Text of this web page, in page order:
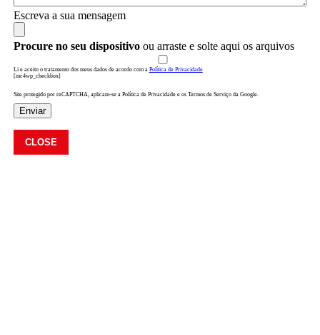
Escreva a sua mensagem
Procure no seu dispositivoou arraste e solte aqui os arquivos
Li e aceito o tratamento dos meus dados de acordo com a Política de Privacidade
[mc4wp_checkbox]
Site protegido por reCAPTCHA, aplicam-se a Política de Privacidade e os Termos de Serviço da Google.
Enviar
CLOSE